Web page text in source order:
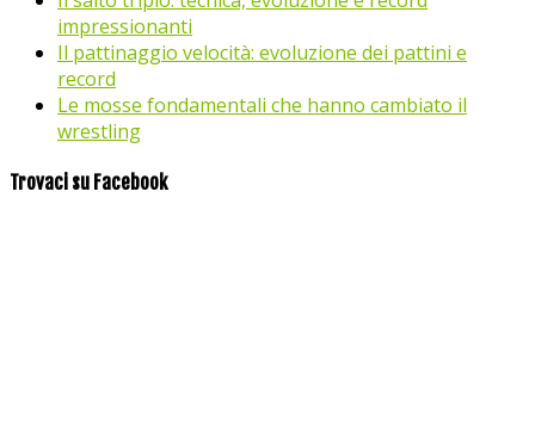
impressionanti
Il pattinaggio velocità: evoluzione dei pattini e
record
Le mosse fondamentali che hanno cambiato il
wrestling
Trovaci su Facebook